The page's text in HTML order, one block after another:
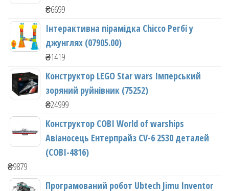
₴6699
Інтерактивна пірамідка Chicco Регбі у
джунглях (07905.00)
₴1419
Конструктор LEGO Star wars Імперський
зоряний руйнівник (75252)
₴24999
Конструктор COBI World of warships
Авіаносець Ентерпрайз CV-6 2530 деталей
(COBI-4816)
₴9879
Програмований робот Ubtech Jimu Inventor